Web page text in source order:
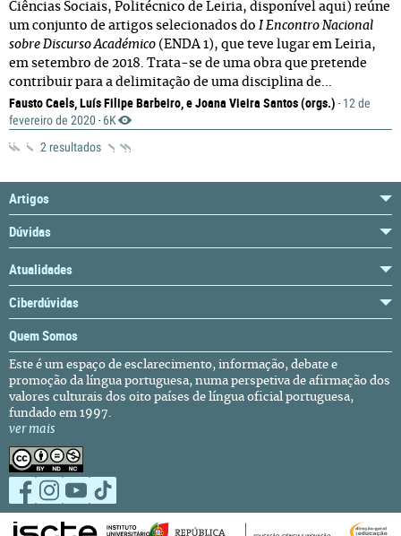
Ciências Sociais, Politécnico de Leiria, disponível aqui) reúne
um conjunto de artigos selecionados do I Encontro Nacional
sobre Discurso Académico (ENDA 1), que teve lugar em Leiria,
em setembro de 2018. Trata-se de uma obra que pretende
contribuir para a delimitação de uma disciplina de...
Fausto Caels, Luís Filipe Barbeiro, e Joana Vieira Santos (orgs.) · 12 de
fevereiro de 2020 · 6K
2 resultados
Artigos
Dúvidas
Atualidades
Ciberdúvidas
Quem Somos
Este é um espaço de esclarecimento, informação, debate e
promoção da língua portuguesa, numa perspetiva de afirmação dos
valores culturais dos oito países de língua oficial portuguesa,
fundado em 1997.
ver mais